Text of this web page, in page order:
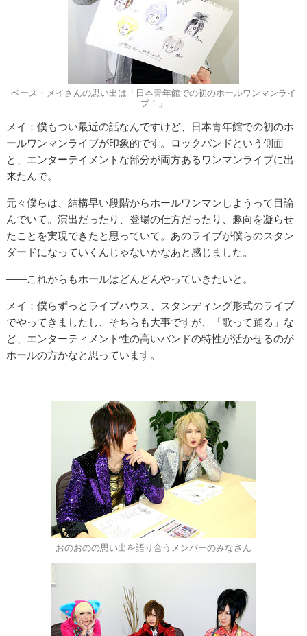
ベース・メイさんの思い出は「日本青年館での初のホールワンマンライ
ブ！」
メイ：僕もつい最近の話なんですけど、日本青年館での初のホ
ールワンマンライブが印象的です。ロックバンドという側面
と、エンターテイメントな部分が両方あるワンマンライブに出
来たんで。
元々僕らは、結構早い段階からホールワンマンしようって目論
んでいて。演出だったり、登場の仕方だったり、趣向を凝らせ
たことを実現できたと思っていて。あのライブが僕らのスタン
ダードになっていくんじゃないかなあと感じました。
――これからもホールはどんどんやっていきたいと。
メイ：僕らずっとライブハウス、スタンディング形式のライブ
でやってきましたし、そちらも大事ですが、「歌って踊る」な
ど、エンターティメント性の高いバンドの特性が活かせるのが
ホールの方かなと思っています。
おのおのの思い出を語り合うメンバーのみなさん